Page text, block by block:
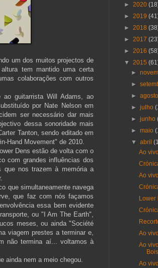
um dos muitos projectos de
tem mantido uma certa
colaborações com outros
ao guitarrista Will Adams, ao
por Nate Nelson em
ser necessário dar mais
dessa sonoridade mais
Tanton, sendo editado em
Hand Movement" de 2010.
Dens estão de volta com o
com grandes influências dos
que nos trazem à memória a
que simultaneamente navega
que faz com nós façamos
essa bem evidente
ou " I Am The Earth",
meses, ou ainda "Société
viagem prestes a terminar e,
não termina aí... voltamos à
ainda nem a meio chegou.
► 2020
► 2019
► 2018
► 2017
► 2016
▼ 2015
►
►
►
►julho
►junho
►maio
▼abril
Ao
Ao
Lower
Ao
Ao
Bois
Ao